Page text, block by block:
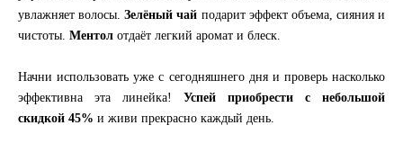
увлажняет волосы.Зелёный чай подарит эффект объема, сияния и
чистоты. Ментол отдаёт легкий аромат и блеск.
Начни использовать уже с сегодняшнего дня и проверь насколько
эффективна эта линейка! Успей приобрести с небольшой
скидкой 45% и живи прекрасно каждый день.